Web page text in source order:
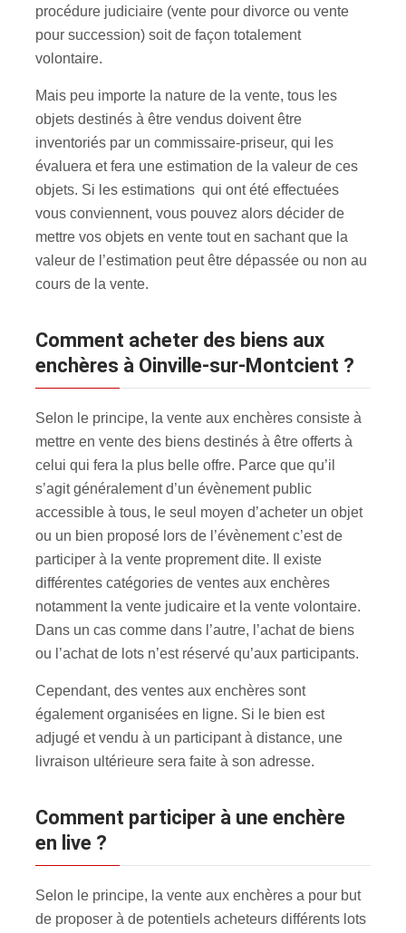
procédure judiciaire (vente pour divorce ou vente
pour succession) soit de façon totalement
volontaire.
Mais peu importe la nature de la vente, tous les
objets destinés à être vendus doivent être
inventoriés par un commissaire-priseur, qui les
évaluera et fera une estimation de la valeur de ces
objets. Si les estimations qui ont été effectuées
vous conviennent, vous pouvez alors décider de
mettre vos objets en vente tout en sachant que la
valeur de l’estimation peut être dépassée ou non au
cours de la vente.
Comment acheter des biens aux
enchères à Oinville-sur-Montcient ?
Selon le principe, la vente aux enchères consiste à
mettre en vente des biens destinés à être offerts à
celui qui fera la plus belle offre. Parce que qu’il
s’agit généralement d’un évènement public
accessible à tous, le seul moyen d’acheter un objet
ou un bien proposé lors de l’évènement c’est de
participer à la vente proprement dite. Il existe
différentes catégories de ventes aux enchères
notamment la vente judicaire et la vente volontaire.
Dans un cas comme dans l’autre, l’achat de biens
ou l’achat de lots n’est réservé qu’aux participants.
Cependant, des ventes aux enchères sont
également organisées en ligne. Si le bien est
adjugé et vendu à un participant à distance, une
livraison ultérieure sera faite à son adresse.
Comment participer à une enchère
en live ?
Selon le principe, la vente aux enchères a pour but
de proposer à de potentiels acheteurs différents lots